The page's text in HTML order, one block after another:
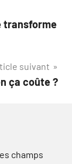
transforme
suivant
ça coûte ?
champs